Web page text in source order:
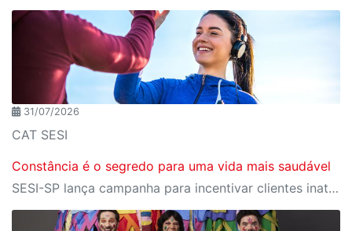
31/07/2026
CAT SESI
Constância é o segredo para uma vida mais saudável
SESI-SP lança campanha para incentivar clientes inativos a retomarem a prática de atividades físicas, esporte e lazer com benefícios exclusivos